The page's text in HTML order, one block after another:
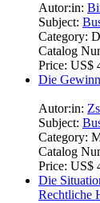
Autor:in:
Subject:
Category:
Catalog
Price: US$
Die
Autor:in:
Subject:
Category:
Catalog
Price: US$
Die
Rechtliche